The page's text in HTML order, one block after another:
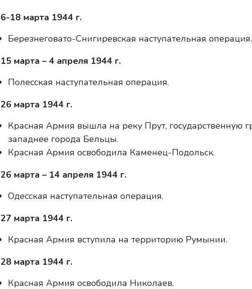
6-18 марта 1944 г.
Березнеговато-Снигиревская наступательная операция.
15 марта – 4 апреля 1944 г.
Полесская наступательная операция.
26 марта 1944 г.
Красная Армия вышла на реку Прут, государственную
западнее города Бельцы.
Красная Армия освободила Каменец-Подольск.
26 марта – 14 апреля 1944 г.
Одесская наступательная операция.
27 марта 1944 г.
Красная Армия вступила на территорию Румынии.
28 марта 1944 г.
Красная Армия освободила Николаев.